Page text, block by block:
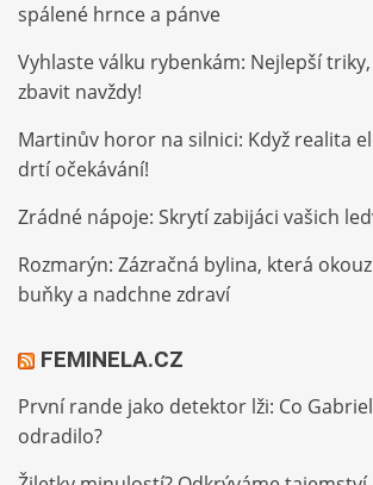
spálené hrnce a pánve
Vyhlaste válku rybenkám: Nejlepší
zbavit navždy!
Martinův horor na silnici: Když realita
drtí očekávání!
Zrádné nápoje: Skrytí zabijáci vašich
Rozmarýn: Zázračná bylina, která
buňky a nadchne zdraví
FEMINELA.CZ
První rande jako detektor lži: Co
odradilo?